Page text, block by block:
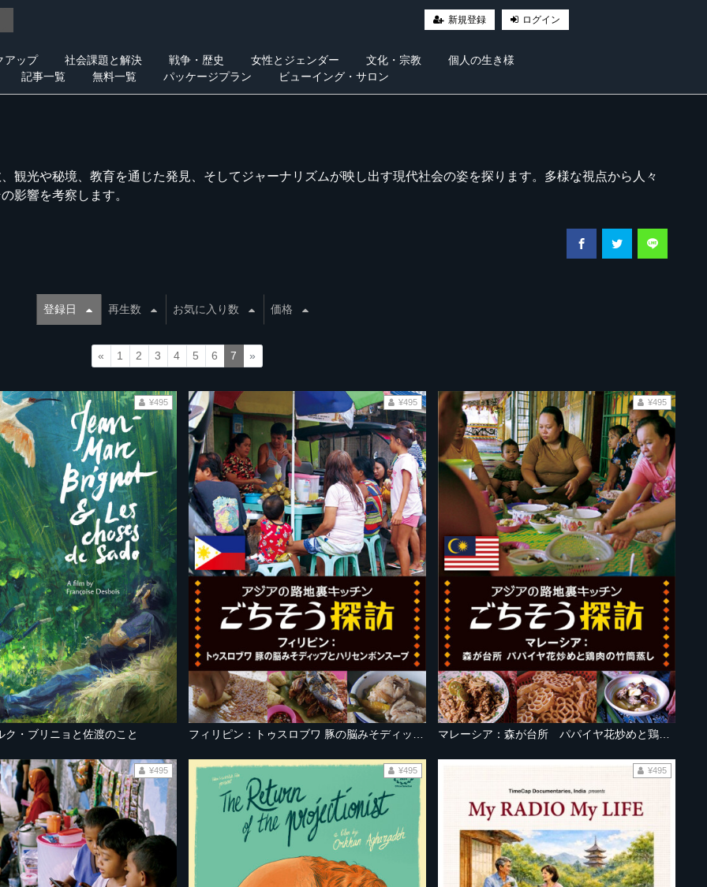
新規登録 ログイン
アップ 社会課題と解決 戦争・歴史 女性とジェンダー 文化・宗教
個人の生き様
記事一覧
無料一覧 パッケージプラン ビューイング・サロン
観光や秘境、教育を通じた発見、そしてジャーナリズムが映し出す現代社会の姿を探ります。多様な視点から人々
影響を考察します。
登録日 再生数 お気に入り数 価格
« 1 2 3 4 5 6 7 »
ク・ブリニョと佐渡のこと
¥495
フィリピン：トゥスロブワ 豚の脳みそディップとハリセンボンスープ
¥495
マレーシア：森が台所 パパイヤ花炒めと鶏肉の竹筒蒸し
¥495
¥495 ¥495 ¥495